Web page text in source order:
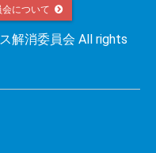
について
解消委員会 All rights